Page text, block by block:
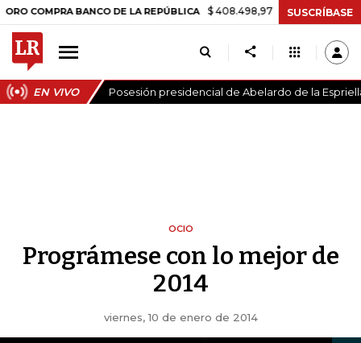
BANCO DE LA REPÚBLICA $ 408.498,97 +$ 8.753,81 +2,19%
SUSCRÍBASE
EN VIVO Posesión presidencial de Abelardo de la
OCIO
Prográmese con lo mejor de
2014
viernes, 10 de enero de 2014